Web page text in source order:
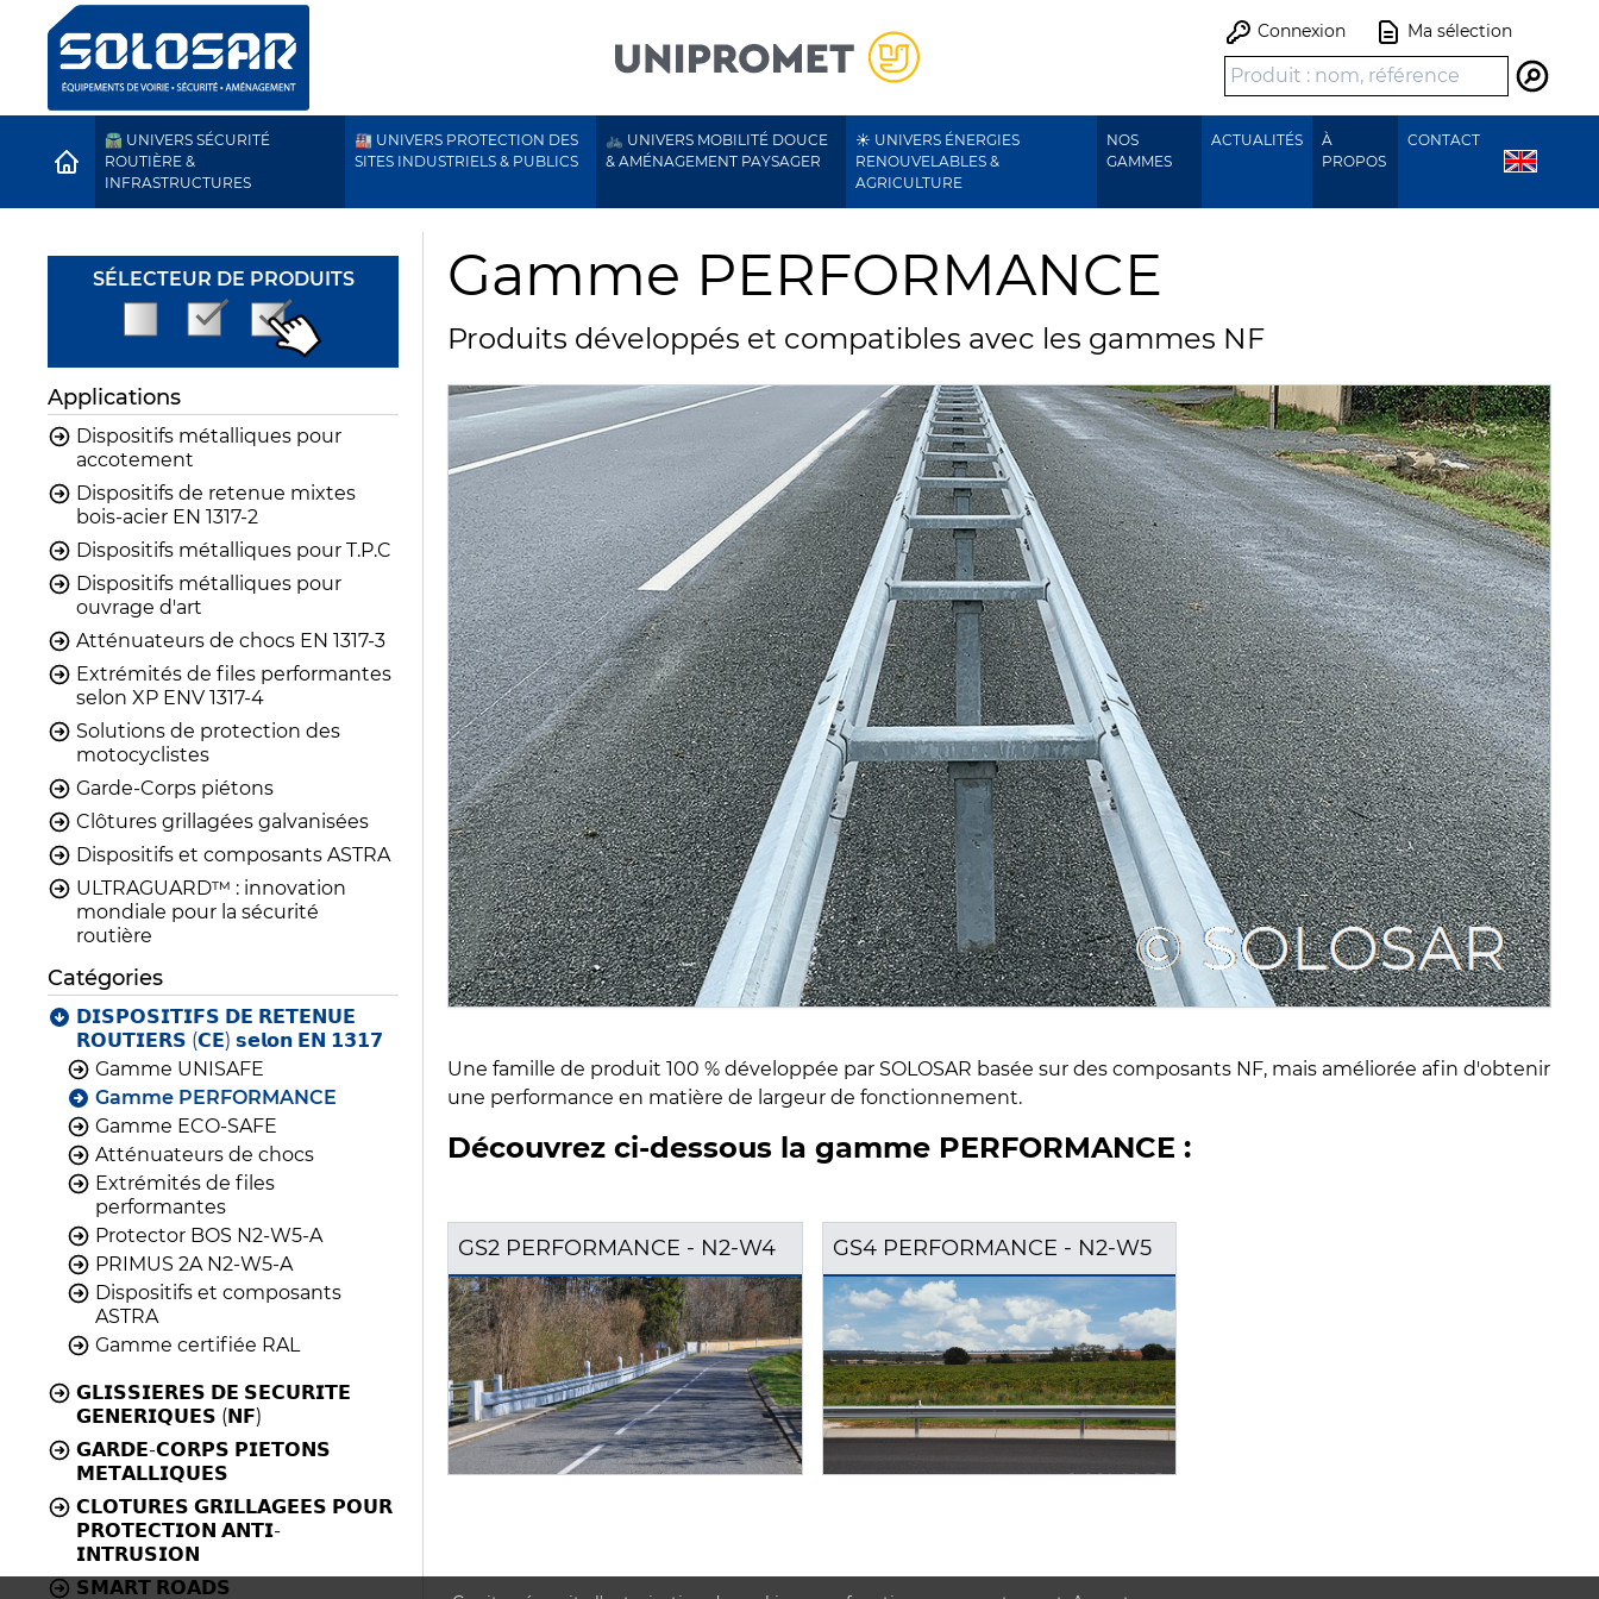
Connexion Ma sélection
HOME
🛣️ UNIVERS SÉCURITÉ
ROUTIÈRE &
INFRASTRUCTURES
🏭 UNIVERS PROTECTION DES
SITES INDUSTRIELS & PUBLICS
🚲 UNIVERS MOBILITÉ DOUCE
& AMÉNAGEMENT PAYSAGER
☀️ UNIVERS ÉNERGIES
RENOUVELABLES &
AGRICULTURE
NOS
GAMMES
ACTUALITÉS
À
PROPOS
CONTACT
Gamme PERFORMANCE
Produits développés et compatibles avec les gammes NF
Une famille de produit 100 % développée par SOLOSAR basée sur des composants NF, mais améliorée afin d'obtenir
une performance en matière de largeur de fonctionnement.
Découvrez ci-dessous la gamme PERFORMANCE :
GS2 PERFORMANCE - N2-W4 GS4 PERFORMANCE - N2-W5
SÉLECTEUR DE PRODUITS
Applications
Dispositifs métalliques pour
accotement
Dispositifs de retenue mixtes
bois-acier EN 1317-2
Dispositifs métalliques pour T.P.C
Dispositifs métalliques pour
ouvrage d'art
Atténuateurs de chocs EN 1317-3
Extrémités de files performantes
selon XP ENV 1317-4
Solutions de protection des
motocyclistes
Garde-Corps piétons
Clôtures grillagées galvanisées
Dispositifs et composants ASTRA
ULTRAGUARD™ : innovation
mondiale pour la sécurité
routière
Catégories
𝗗𝗜𝗦𝗣𝗢𝗦𝗜𝗧𝗜𝗙𝗦 𝗗𝗘 𝗥𝗘𝗧𝗘𝗡𝗨𝗘
𝗥𝗢𝗨𝗧𝗜𝗘𝗥𝗦 (𝗖𝗘) 𝘀𝗲𝗹𝗼𝗻 𝗘𝗡 𝟭𝟯𝟭𝟳
Gamme UNISAFE
Gamme PERFORMANCE
Gamme ECO-SAFE
Atténuateurs de chocs
Extrémités de files
performantes
Protector BOS N2-W5-A
PRIMUS 2A N2-W5-A
Dispositifs et composants
ASTRA
Gamme certifiée RAL
𝗚𝗟𝗜𝗦𝗦𝗜𝗘𝗥𝗘𝗦 𝗗𝗘 𝗦𝗘𝗖𝗨𝗥𝗜𝗧𝗘
𝗚𝗘𝗡𝗘𝗥𝗜𝗤𝗨𝗘𝗦 (𝗡𝗙)
𝗚𝗔𝗥𝗗𝗘-𝗖𝗢𝗥𝗣𝗦 𝗣𝗜𝗘𝗧𝗢𝗡𝗦
𝗠𝗘𝗧𝗔𝗟𝗟𝗜𝗤𝗨𝗘𝗦
𝗖𝗟𝗢𝗧𝗨𝗥𝗘𝗦 𝗚𝗥𝗜𝗟𝗟𝗔𝗚𝗘𝗘𝗦 𝗣𝗢𝗨𝗥
𝗣𝗥𝗢𝗧𝗘𝗖𝗧𝗜𝗢𝗡 𝗔𝗡𝗧𝗜-
𝗜𝗡𝗧𝗥𝗨𝗦𝗜𝗢𝗡
𝗦𝗠𝗔𝗥𝗧 𝗥𝗢𝗔𝗗𝗦